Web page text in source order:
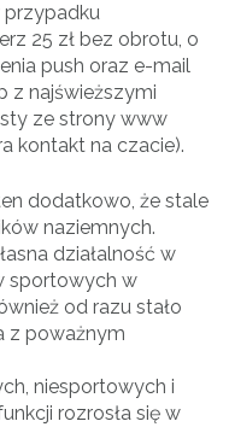
przypadku
25 zł bez obrotu, o
push oraz e-mail
z najświeższymi
ze strony www
kontakt na czacie).
dodatkowo, że stale
naziemnych.
działalność w
sportowych w
od razu stało
z poważnym
niesportowych i
rozrosła się w